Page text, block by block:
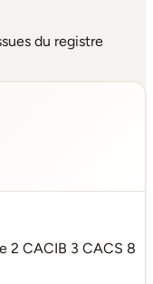
du registre
2 CACIB 3 CACS 8